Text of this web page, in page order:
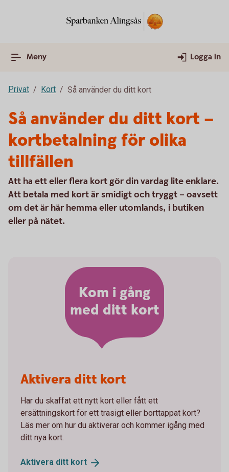
Meny Logga in
Privat Kort Så använder du ditt kort
Så använder du ditt kort –
kortbetalning för olika
tillfällen
Att ha ett eller flera kort gör din vardag lite enklare.
Att betala med kort är smidigt och tryggt – oavsett
om det är här hemma eller utomlands, i butiken
eller på nätet.
Kom i gång
med ditt kort
Aktivera ditt kort
Har du skaffat ett nytt kort eller fått ett
ersättningskort för ett trasigt eller borttappat kort?
Läs mer om hur du aktiverar och kommer igång med
ditt nya kort.
Aktivera ditt kort